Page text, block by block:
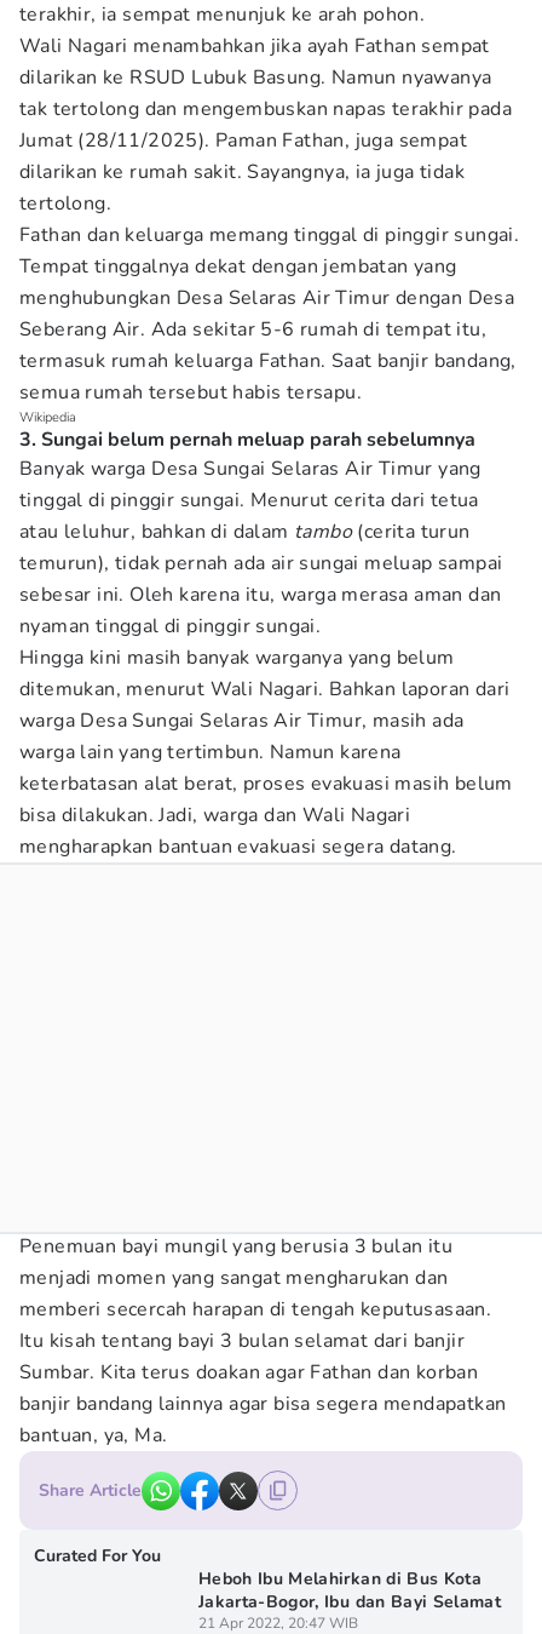
terakhir, ia sempat menunjuk ke arah pohon.
Wali Nagari menambahkan jika ayah Fathan sempat
dilarikan ke RSUD Lubuk Basung. Namun nyawanya
tak tertolong dan mengembuskan napas terakhir pada
Jumat (28/11/2025). Paman Fathan, juga sempat
dilarikan ke rumah sakit. Sayangnya, ia juga tidak
tertolong.
Fathan dan keluarga memang tinggal di pinggir sungai.
Tempat tinggalnya dekat dengan jembatan yang
menghubungkan Desa Selaras Air Timur dengan Desa
Seberang Air. Ada sekitar 5-6 rumah di tempat itu,
termasuk rumah keluarga Fathan. Saat banjir bandang,
semua rumah tersebut habis tersapu.
Wikipedia
3. Sungai belum pernah meluap parah sebelumnya
Banyak warga Desa Sungai Selaras Air Timur yang
tinggal di pinggir sungai. Menurut cerita dari tetua
atau leluhur, bahkan di dalam tambo(cerita turun
temurun), tidak pernah ada air sungai meluap sampai
sebesar ini. Oleh karena itu, warga merasa aman dan
nyaman tinggal di pinggir sungai.
Hingga kini masih banyak warganya yang belum
ditemukan, menurut Wali Nagari. Bahkan laporan dari
warga Desa Sungai Selaras Air Timur, masih ada
warga lain yang tertimbun. Namun karena
keterbatasan alat berat, proses evakuasi masih belum
bisa dilakukan. Jadi, warga dan Wali Nagari
mengharapkan bantuan evakuasi segera datang.
Penemuan bayi mungil yang berusia 3 bulan itu
menjadi momen yang sangat mengharukan dan
memberi secercah harapan di tengah keputusasaan.
Itu kisah tentang bayi 3 bulan selamat dari banjir
Sumbar. Kita terus doakan agar Fathan dan korban
banjir bandang lainnya agar bisa segera mendapatkan
bantuan, ya, Ma.
Share Article
Curated For You
Heboh Ibu Melahirkan di Bus Kota
Jakarta-Bogor, Ibu dan Bayi Selamat
21 Apr 2022, 20:47 WIB